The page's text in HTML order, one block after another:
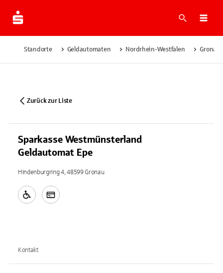
Suche
Standorte Geldautomaten Nordrhein-Westfalen Gronau
Zurück zur Liste
Sparkasse Westmünsterland
Geldautomat Epe
Hindenburgring 4, 48599 Gronau
Kontakt